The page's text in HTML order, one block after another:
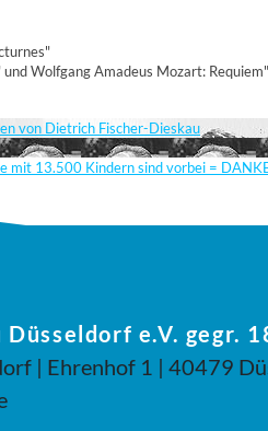
Wolfgang Amadeus Mozart: Requiem"
von Dietrich Fischer-Dieskau
mit 13.500 Kindern sind vorbei =
e.V. gegr.
| Ehrenhof 1 | 40479